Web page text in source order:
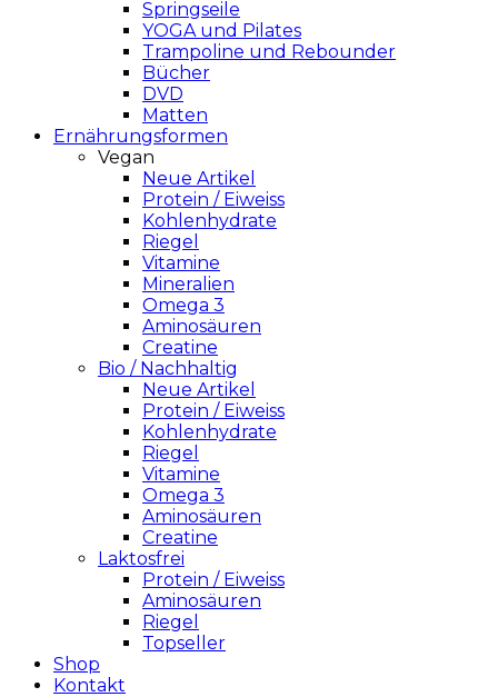
Springseile
YOGA und Pilates
Trampoline und Rebounder
Bücher
DVD
Matten
Ernährungsformen
Vegan
Neue Artikel
Protein / Eiweiss
Kohlenhydrate
Riegel
Vitamine
Mineralien
Omega 3
Aminosäuren
Creatine
Bio / Nachhaltig
Neue Artikel
Protein / Eiweiss
Kohlenhydrate
Riegel
Vitamine
Omega 3
Aminosäuren
Creatine
Laktosfrei
Protein / Eiweiss
Aminosäuren
Riegel
Topseller
Shop
Kontakt